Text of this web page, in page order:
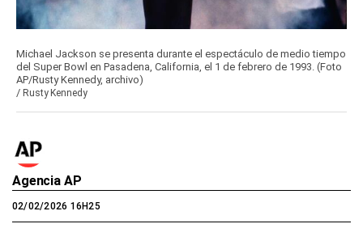
Michael Jackson se presenta durante el espectáculo de medio tiempo
del Super Bowl en Pasadena, California, el 1 de febrero de 1993. (Foto
AP/Rusty Kennedy, archivo)
/ Rusty Kennedy
Agencia AP
02/02/2026 16H25